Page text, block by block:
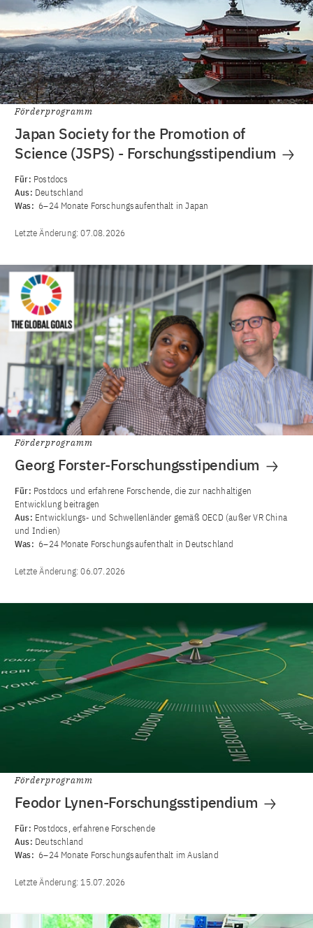
Förderprogramm
Japan Society for the Promotion of
Science (JSPS) - Forschungsstipendium
Für: Postdocs
Aus: Deutschland
Was: 6–24 Monate Forschungsaufenthalt in Japan
Letzte Änderung:07.08.2026
Förderprogramm
Georg Forster-Forschungsstipendium
Für: Postdocs und erfahrene Forschende, die zur nachhaltigen
Entwicklung beitragen
Aus: Entwicklungs‐ und Schwellenländer gemäß OECD (außer VR China
und Indien)
Was: 6–24 Monate Forschungsaufenthalt in Deutschland
Letzte Änderung:06.07.2026
Förderprogramm
Feodor Lynen-Forschungsstipendium
Für: Postdocs, erfahrene Forschende
Aus: Deutschland
Was: 6–24 Monate Forschungsaufenthalt im Ausland
Letzte Änderung:15.07.2026